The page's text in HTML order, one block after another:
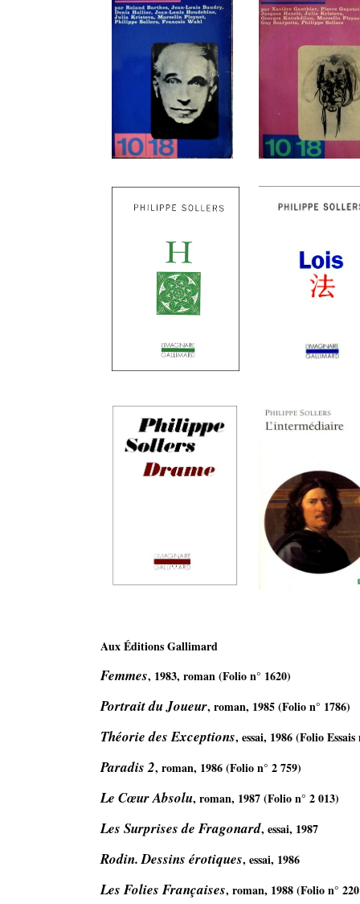
Aux Éditions Gallimard
Femmes, 1983, roman (Folio n° 1620)
Portrait du Joueur, roman, 1985 (Folio n° 1786)
Théorie des Exceptions, essai, 1986 (Folio
Paradis 2, roman, 1986 (Folio n° 2 759)
Le Cœur Absolu, roman, 1987 (Folio n° 2 013)
Les Surprises de Fragonard, essai, 1987
Rodin. Dessins érotiques, essai, 1986
Les Folies Françaises, roman, 1988 (Folio n°